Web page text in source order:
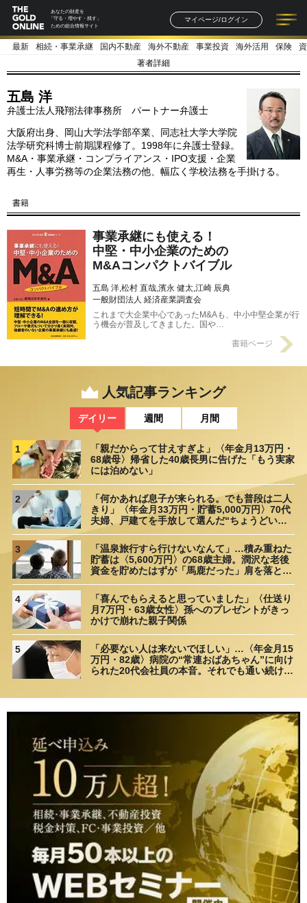
あなたの財産を
「守る・増やす・残す」
ための総合情報サイト
マイページ/ログイン
記事一覧 連載一覧
著者一覧 書籍一覧
最新 相続・事業承継 国内不動産 海外不動産 事業投資 海外活用 保険
著者詳細
五島 洋
弁護士法人飛翔法律事務所 パートナー弁護士
大阪府出身、岡山大学法学部卒業、同志社大学大学院
法学研究科博士前期課程修了。1998年に弁護士登録。
M&A・事業承継・コンプライアンス・IPO支援・企業
再生・人事労務等の企業法務の他、幅広く学校法務を手掛ける。
書籍
事業承継にも使える！
中堅・中小企業のための
M&Aコンパクトバイブル
五島 洋,松村 直哉,濱永 健太,江崎 辰典
一般財団法人 経済産業調査会
これまで大企業中心であったM&Aも、中小中堅企業が行
う機会が普及してきました。国や…
書籍ページ
人気記事ランキング
デイリー 週間 月間
1
「親だからって甘えすぎよ」〈年金月13万円・
68歳母〉帰省した40歳長男に告げた「もう実家
には泊めない」
2
「何かあれば息子が来られる。でも普段は二人
きり」〈年金月33万円・貯蓄5,000万円〉70代
夫婦、戸建てを手放して選んだ“ちょうどいい
3
「温泉旅行すら行けないなんて」…積み重ねた
貯蓄は〈5,600万円〉の68歳主婦。潤沢な老後
資金を貯めたはずが「馬鹿だった」肩を落とす
4
「喜んでもらえると思っていました」〈仕送り
月7万円・63歳女性〉孫へのプレゼントがきっ
かけで崩れた親子関係
5
「必要ない人は来ないでほしい」…〈年金月15
万円・82歳〉病院の“常連おばあちゃん”に向け
られた20代会社員の本音。それでも通い続ける